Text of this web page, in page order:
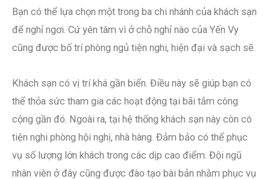
Bạn có thể lựa chọn một trong ba chi nhánh của khách sạn
để nghỉ ngơi. Cứ yên tâm vì ở chỗ nghỉ nào của Yến Vy
cũng được bố trí phòng ngủ tiện nghi, hiện đại và sạch sẽ.
Khách sạn có vị trí khá gần biển. Điều này sẽ giúp bạn có
thể thỏa sức tham gia các hoạt động tại bãi tắm công
cộng gần đó. Ngoài ra, tại hệ thống khách sạn này còn có
tiện nghi phòng hội nghị, nhà hàng. Đảm bảo có thể phục
vụ số lượng lớn khách trong các dịp cao điểm. Đội ngũ
nhân viên ở đây cũng được đào tạo bài bản nhằm phục vụ